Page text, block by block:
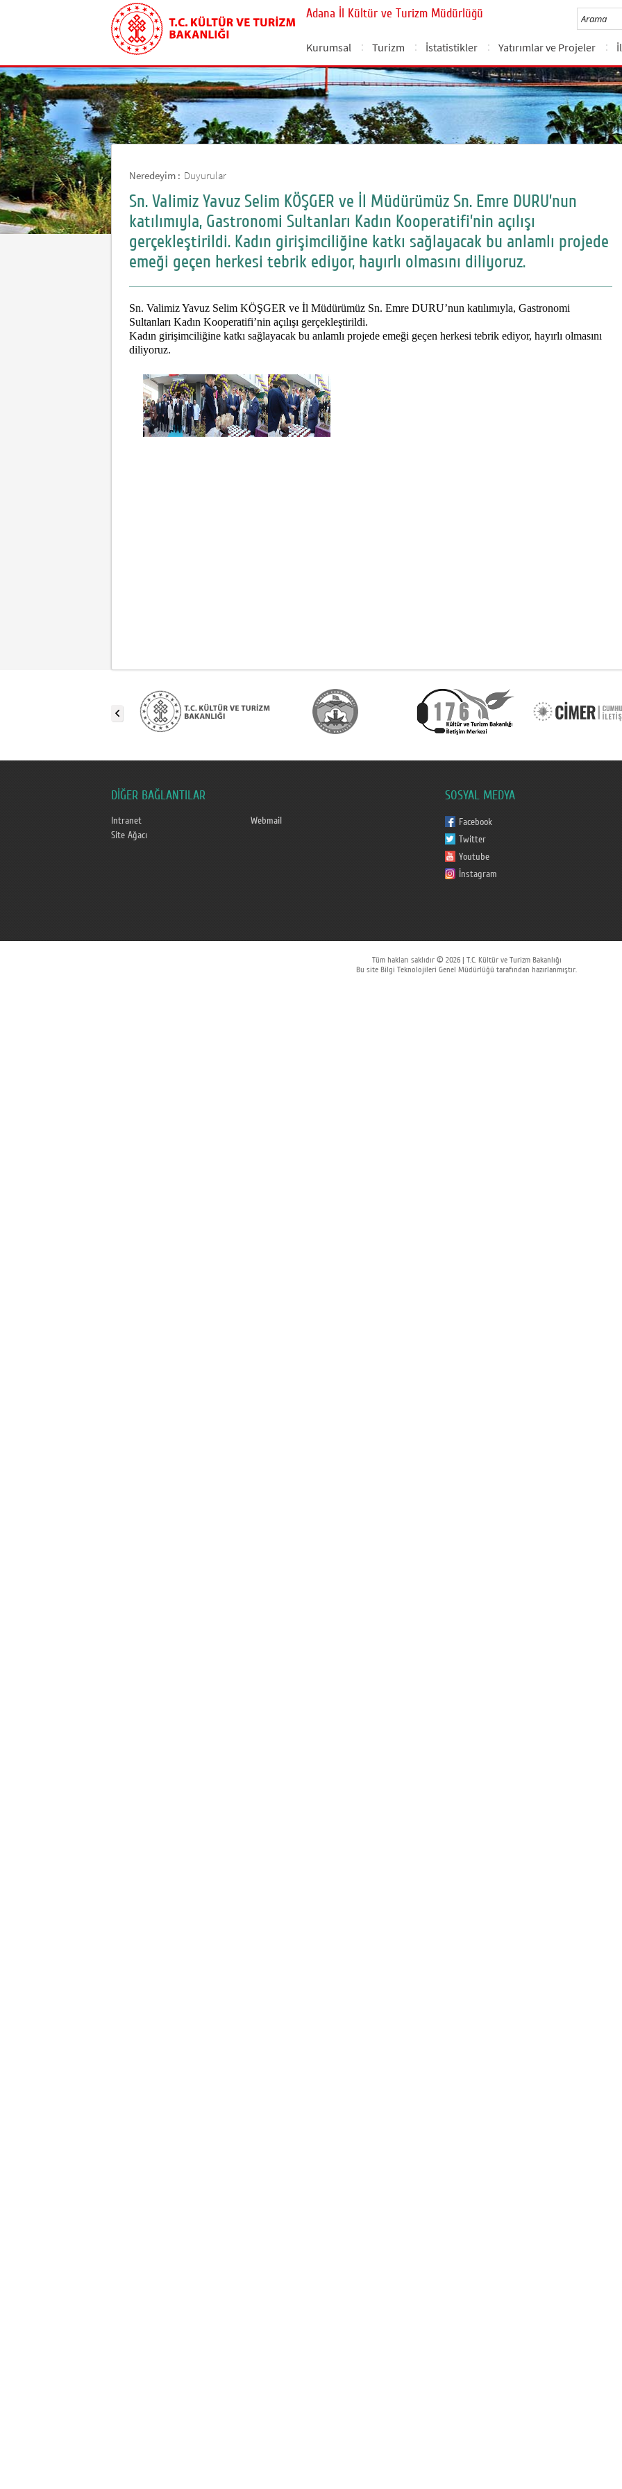
Adana İl Kültür ve Turizm Müdürlüğü
Kurumsal Turizm İstatistikler Yatırımlar ve Projeler
Neredeyim : Duyurular
Sn. Valimiz Yavuz Selim KÖŞGER ve İl Müdürümüz Sn. Emre DURU’nun
katılımıyla, Gastronomi Sultanları Kadın Kooperatifi’nin açılışı
gerçekleştirildi. Kadın girişimciliğine katkı sağlayacak bu anlamlı projede
emeği geçen herkesi tebrik ediyor, hayırlı olmasını diliyoruz.
Sn. Valimiz Yavuz Selim KÖŞGER ve İl Müdürümüz Sn. Emre DURU’nun katılımıyla, Gastronomi
Sultanları Kadın Kooperatifi’nin açılışı gerçekleştirildi.
Kadın girişimciliğine katkı sağlayacak bu anlamlı projede emeği geçen herkesi tebrik ediyor, hayırlı olmasını
diliyoruz.
DİĞER BAĞLANTILAR
Intranet
Webmail
Site Ağacı
SOSYAL MEDYA
Facebook
Twitter
Youtube
İnstagram
Tüm hakları saklıdır © 2026 | T.C. Kültür ve Turizm Bakanlığı
Bu site Bilgi Teknolojileri Genel Müdürlüğü tarafından hazırlanmıştır.